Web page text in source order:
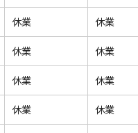
休業 休業
休業 休業
休業 休業
休業 休業